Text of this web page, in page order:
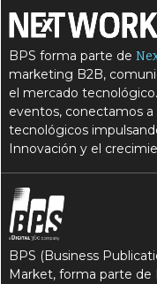
BPS forma parte de
marketing B2B,
el mercado
eventos, conectamos
tecnológicos
Innovación y el
BPS (Business
Market, forma parte de